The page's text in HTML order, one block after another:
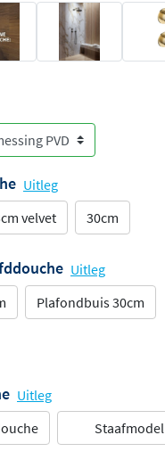
Uitleg
velvet 30cm
Uitleg
Plafondbuis 30cm
Uitleg
Staafmodel